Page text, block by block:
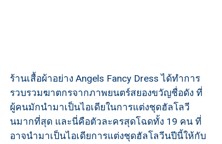
ร้านเสื้อผ้าอย่าง Angels Fancy Dress ได้ทำการ
รวบรวมฆาตกรจากภาพยนตร์สยองขวัญชื่อดัง ที่
ผู้คนมักนำมาเป็นไอเดียในการแต่งชุดฮัลโลวี
นมากที่สุด และนี่คือตัวละครสุดโฉดทั้ง 19 คน ที่
อาจนำมาเป็นไอเดียการแต่งชุดฮัลโลวีนปีนี้ให้กับ